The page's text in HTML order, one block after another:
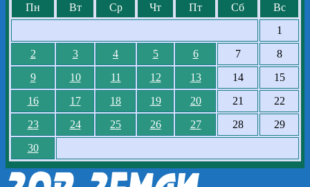
Пн Вт Ср Чт Пт Сб
Вс
1
2
3 4 5 6 7
8
9
10 11 12 13 14
15
16
17 18 19 20 21
22
23
24 25 26 27 28
29
30